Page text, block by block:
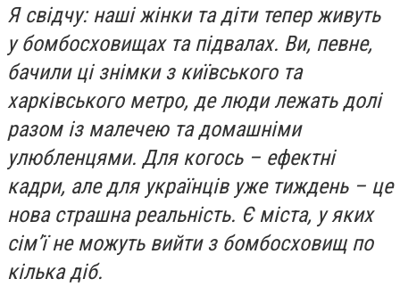
Я свідчу: наші жінки та діти тепер живуть
у бомбосховищах та підвалах. Ви, певне,
бачили ці знімки з київського та
харківського метро, де люди лежать долі
разом із малечею та домашніми
улюбленцями. Для когось – ефектні
кадри, але для українців уже тиждень – це
нова страшна реальність. Є міста, у яких
сім’ї не можуть вийти з бомбосховищ по
кілька діб.